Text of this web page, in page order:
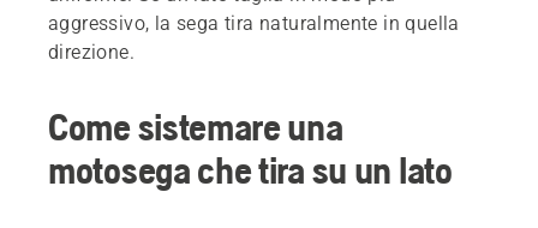
aggressivo, la sega tira naturalmente in quella
direzione.
Come sistemare una
motosega che tira su un lato